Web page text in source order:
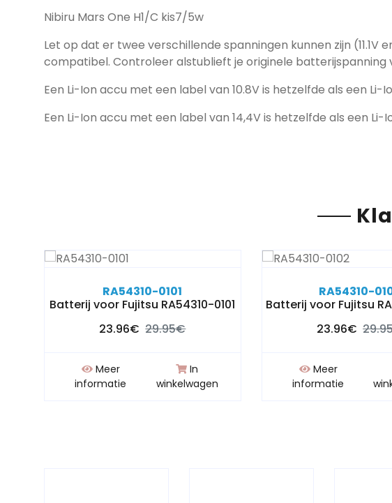
Nibiru Mars One H1/C kis7/5w
Let op dat er twee verschillende spanningen kunnen zijn
compatibel. Controleer alstublieft je originele batterijspanning
Een Li-Ion accu met een label van 10.8V is hetzelfde als een Li-
Een Li-Ion accu met een label van 14,4V is hetzelfde als een Li-
RA54310-0101
Batterij voor Fujitsu RA54310-0101
23.96€ 29.95€
Meer
informatie
In
winkelwagen
RA54310-
Batterij voor Fujitsu
23.96€
Meer
informatie